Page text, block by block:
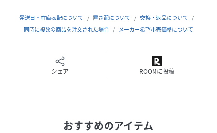
ご了承ください。
※画像の商品はサンプルです。
※その他の予約商品、通常商品との同時決済はできません。
※入荷状況により、お届け予定が前後する場合があります。
発送日・在庫表記について 置き配について
交換・返品について
同時に複数の商品を注文された場合
メーカー希望小売価格について
シェア ROOMに投稿
おすすめのアイテム